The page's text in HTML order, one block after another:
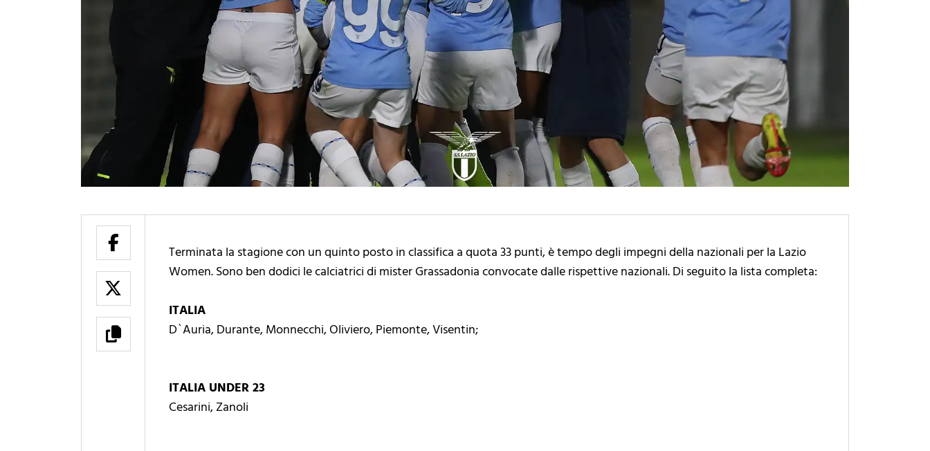
Terminata la stagione con un quinto posto in classifica a quota 33 punti, è tempo degli impegni della nazionali per la Lazio
Women. Sono ben dodici le calciatrici di mister Grassadonia convocate dalle rispettive nazionali. Di seguito la lista completa:
ITALIA
D`Auria, Durante, Monnecchi, Oliviero, Piemonte, Visentin;
ITALIA UNDER 23
Cesarini, Zanoli